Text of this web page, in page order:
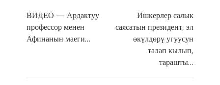
ВИДЕО — Ардактуу
профессор менен
Афинанын маеги…
Ишкерлер салык
саясатын президент, эл
өкүлдөрү угуусун
талап кылып,
тарашты…